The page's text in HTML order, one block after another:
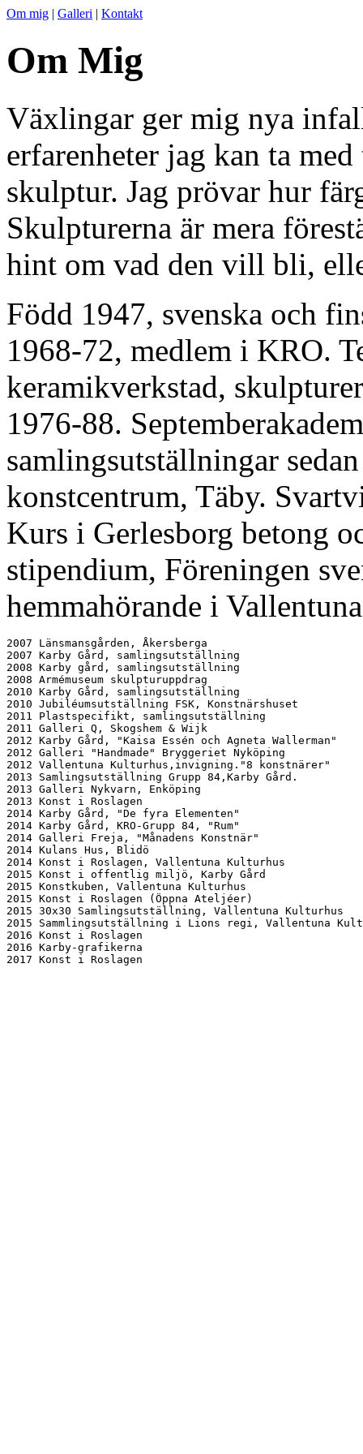
Om mig | Galleri | Kontakt
Om Mig
Växlingar ger mig nya
erfarenheter jag kan ta
skulptur. Jag prövar hur
Skulpturerna är mera
hint om vad den vill bli,
Född 1947, svenska och
1968-72, medlem i KRO.
keramikverkstad,
1976-88.
samlingsutställningar
konstcentrum, Täby.
Kurs i Gerlesborg betong
stipendium, Föreningen
hemmahörande i Vallentuna
2007 Länsmansgården, Åkersberga
2007 Karby Gård, samlingsutställning
2008 Karby gård, samlingsutställning
2008 Armémuseum skulpturuppdrag
2010 Karby Gård, samlingsutställning
2010 Jubiléumsutställning FSK, Konstnärshuset
2011 Plastspecifikt, samlingsutställning
2011 Galleri Q, Skogshem & Wijk
2012 Karby Gård, "Kaisa Essén och Agneta Wallerman"
2012 Galleri "Handmade" Bryggeriet Nyköping
2012 Vallentuna Kulturhus,invigning."8 konstnärer"
2013 Samlingsutställning Grupp 84,Karby Gård.
2013 Galleri Nykvarn, Enköping
2013 Konst i Roslagen
2014 Karby Gård, "De fyra Elementen"
2014 Karby Gård, KRO-Grupp 84, "Rum"
2014 Galleri Freja, "Månadens Konstnär"
2014 Kulans Hus, Blidö
2014 Konst i Roslagen, Vallentuna Kulturhus
2015 Konst i offentlig miljö, Karby Gård
2015 Konstkuben, Vallentuna Kulturhus
2015 Konst i Roslagen (Öppna Ateljéer)
2015 30x30 Samlingsutställning, Vallentuna Kulturhus
2015 Sammlingsutställning i Lions regi, Vallentuna
2016 Konst i Roslagen
2016 Karby-grafikerna